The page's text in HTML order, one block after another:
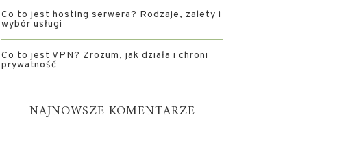
Co to jest hosting serwera? Rodzaje, zalety i
wybór usługi
Co to jest VPN? Zrozum, jak działa i chroni
prywatność
NAJNOWSZE KOMENTARZE